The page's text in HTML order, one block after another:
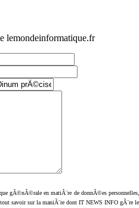
lemondeinformatique.fr
gÃ©nÃ©rale en matiÃ¨re de donnÃ©es
tout savoir sur la maniÃ¨re dont IT NEWS INFO gÃ¨re